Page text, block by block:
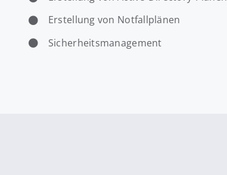
Erstellung von Notfallplänen
Sicherheitsmanagement